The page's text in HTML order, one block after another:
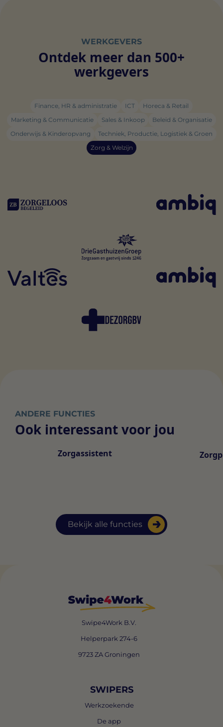
WERKGEVERS
Ontdek meer dan 500+
werkgevers
Finance, HR & administratie ICT
Horeca & Retail
Marketing & Communicatie
Sales & Inkoop
Beleid & Organisatie
Onderwijs & Kinderopvang
Techniek, Productie, Logistiek & Groen
Zorg & Welzijn
ANDERE FUNCTIES
Ook interessant voor jou
Bekijk alle functies
Zorgassistent
Swipe4Work B.V.
Helperpark 274-6
9723 ZA Groningen
SWIPERS
Werkzoekende
De app